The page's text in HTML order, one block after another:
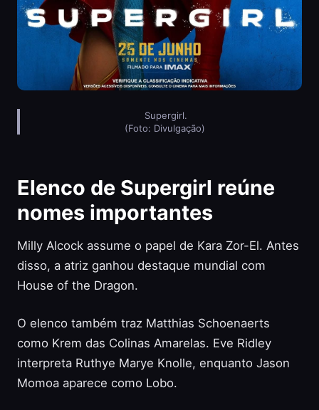
Supergirl.
(Foto: Divulgação)
Elenco de Supergirl reúne
nomes importantes
Milly Alcock assume o papel de Kara Zor-El. Antes
disso, a atriz ganhou destaque mundial com
House of the Dragon.
O elenco também traz Matthias Schoenaerts
como Krem das Colinas Amarelas. Eve Ridley
interpreta Ruthye Marye Knolle, enquanto Jason
Momoa aparece como Lobo.